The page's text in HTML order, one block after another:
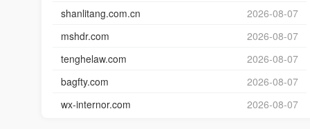
shanlitang.com.cn
2026-08-07
mshdr.com
2026-08-07
tenghelaw.com
2026-08-07
bagfty.com
2026-08-07
wx-internor.com
2026-08-07